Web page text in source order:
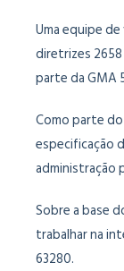
Uma equipe
diretrizes
parte da GMA
Como parte
especificação
administração
Sobre a base
trabalhar na
63280.